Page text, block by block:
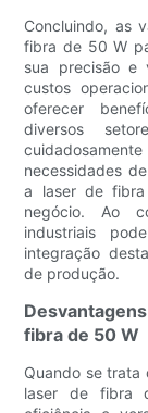
Concluindo, as
fibra de 50 W
sua precisão e
custos
oferecer
diversos
necessidades
a laser de
negócio. Ao
industriais
integração
de produção.
fibra de 50 W
Quando se trata
laser de fibra